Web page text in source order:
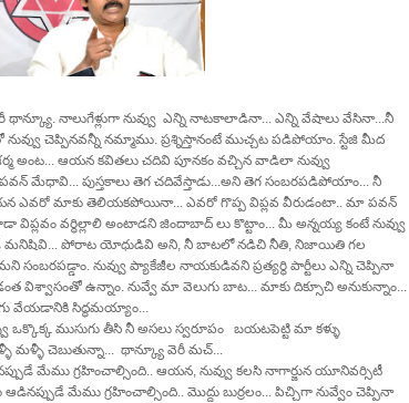
నాలుగేళ్లుగా నువ్వు ఎన్ని నాటకాలాడినా... ఎన్ని వేషాలు వేసినా...నీ
చెప్పినవన్నీ నమ్మాము. ప్రశ్నిస్తానంటే ముచ్చట పడిపోయాం. స్టేజి మీద
అంట... ఆయన కవితలు చదివి పూనకం వచ్చిన వాడిలా నువ్వు
మేధావి... పుస్తకాలు తెగ చదివేస్తాడు...అని తెగ సంబరపడిపోయాం... నీ
ఎవరో మాకు తెలియకపోయినా... ఎవరో గొప్ప విప్లవ వీరుడంటా.. మా పవన్
వర్ధిల్లాలి అంటాడని జిందాబాద్ లు కొట్టాం... మీ అన్నయ్య కంటే నువ్వు
మనిషివి... పోరాట యోధుడివి అని, నీ బాటలో నడిచి నీతి, నిజాయితి గల
నువ్వు ప్యాకేజీల నాయకుడివని ప్రత్యర్థి పార్టీలు ఎన్ని చెప్పినా
విశ్వాసంతో ఉన్నాం. నువ్వే మా వెలుగు బాట... మాకు దిక్సూచి అనుకున్నాం...
వేయడానికి సిద్ధమయ్యాం...
ఒక్కొక్క ముసుగు తీసి నీ అసలు స్వరూపం బయటపెట్టి మా కళ్ళు
మళ్ళీ చెబుతున్నా... థాన్క్యూ వెరీ మచ్...
మేము గ్రహించాల్సింది.. ఆయన, నువ్వు కలసి నాగార్జున యూనివర్సిటీ
ఆడినప్పుడే మేము గ్రహించాల్సింది.. మొద్దు బుర్రలం... పిచ్చిగా నువ్వేం చెప్పినా